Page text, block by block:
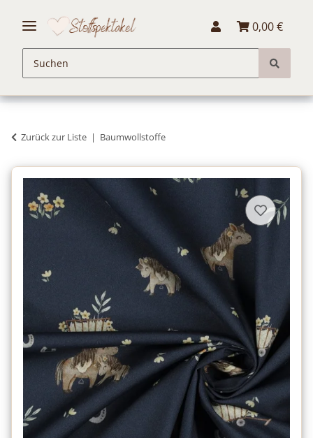
0,00 €
Zurück zur Liste Baumwollstoffe